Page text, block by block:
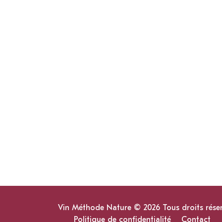
Vin Méthode Nature © 2026 Tous droits
Politique de confidentialité
Contact